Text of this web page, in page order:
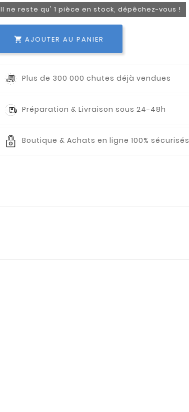
Il ne reste qu' 1 pièce en stock, dépêchez-vous !
 AJOUTER AU PANIER
Plus de 300 000 chutes déjà vendues
Préparation & Livraison sous 24-48h
Boutique & Achats en ligne 100% sécurisés